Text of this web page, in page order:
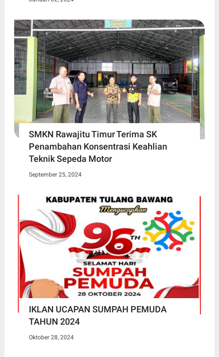
SMKN Rawajitu Timur Terima SK
Penambahan Konsentrasi Keahlian
Teknik Sepeda Motor
September 25, 2024
IKLAN UCAPAN SUMPAH PEMUDA
TAHUN 2024
Oktober 28, 2024